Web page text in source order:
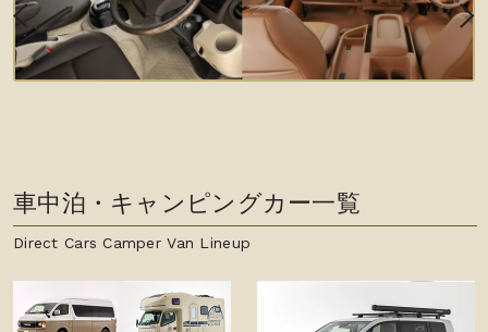
車中泊・キャンピングカー一覧
Direct Cars Camper Van Lineup